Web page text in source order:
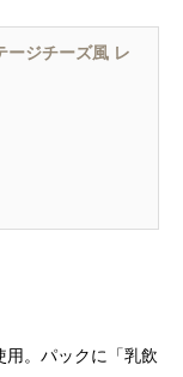
ジチーズ風 レ
。パックに「乳飲